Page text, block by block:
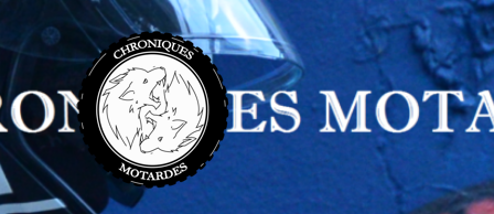
to
the
content